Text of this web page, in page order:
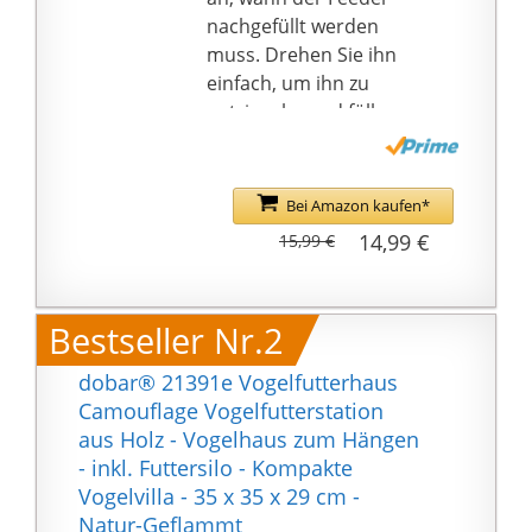
nachgefüllt werden
muss. Drehen Sie ihn
einfach, um ihn zu
entriegeln, und füllen
Sie dann Saatgut nach.
abnehmbarer Deckel
für einfaches Befüllen
und Reinigen. Hinweis:
um Eichhörnchen
fernzuhalten.
HUMANIZED DESIGN:
Wird komplett montiert
und fertig zum
Aufhängen geliefert. Mit
seinem runden Dach
verfügt das
Bei Amazon kaufen*
14,99 €
15,99 €
Bestseller Nr.2
dobar® 21391e Vogelfutterhaus
Camouflage Vogelfutterstation
aus Holz - Vogelhaus zum Hängen
- inkl. Futtersilo - Kompakte
Vogelvilla - 35 x 35 x 29 cm -
Natur-Geflammt